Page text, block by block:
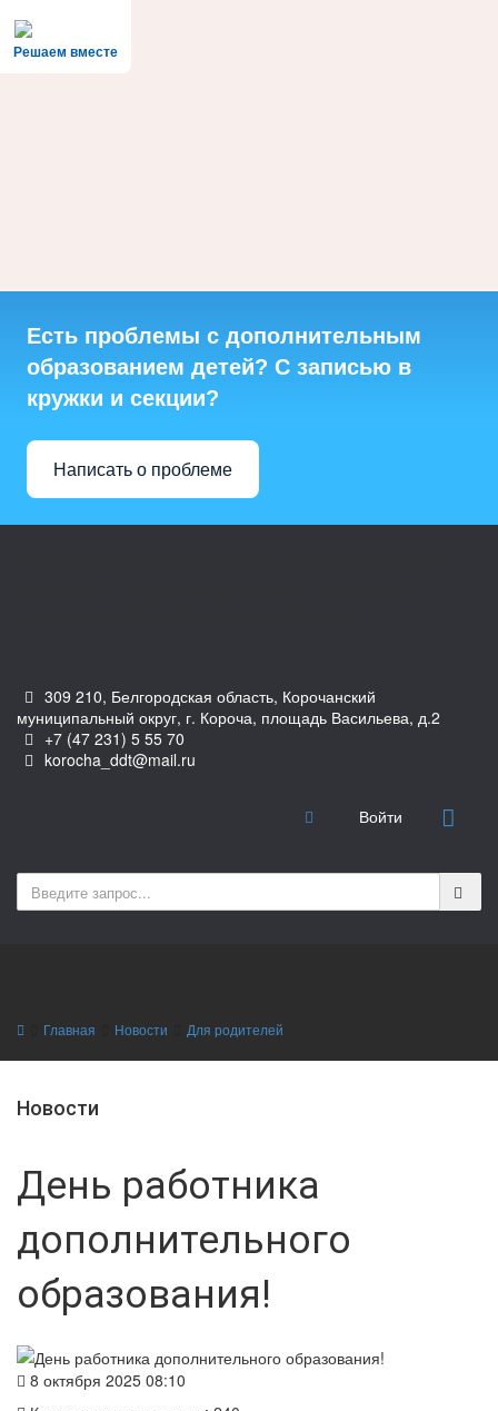
Решаем вместе
Есть проблемы с дополнительным
образованием детей? С записью в
кружки и секции?
Написать о проблеме
309 210, Белгородская область, Корочанский
муниципальный округ, г. Короча, площадь Васильева, д.2
+7 (47 231) 5 55 70
korocha_ddt@mail.ru
Войти
Главная Новости Для родителей
Новости
День работника
дополнительного
образования!
8 октября 2025 08:10